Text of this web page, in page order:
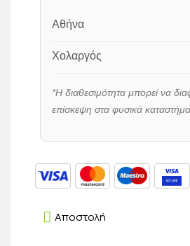
Αθήνα
Χολαργός
*Η διαθεσιμότητα μπορεί να
επίσκεψη στα φυσικά
Αποστολή